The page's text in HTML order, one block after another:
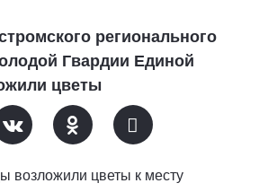
регионального
Гвардии Единой
цветы
возложили цветы к месту